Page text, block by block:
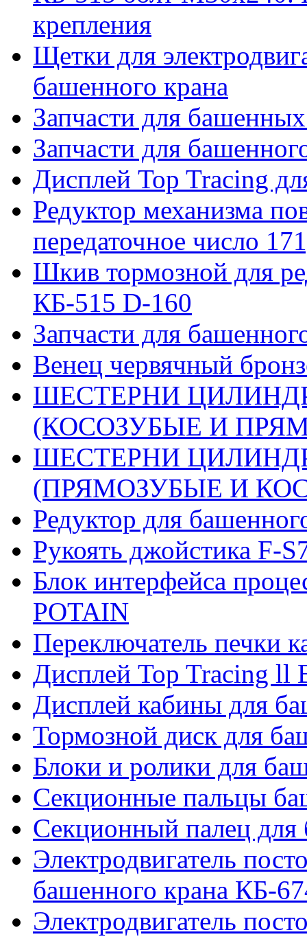
крепления
Щетки для
башенного крана
Запчасти для
Запчасти для
Дисплей Top Tracing
Редуктор механизма
передаточное число
Шкив тормозной для
КБ-515 D-160
Запчасти для
Венец червячный
ШЕСТЕРНИ
(КОСОЗУБЫЕ И
ШЕСТЕРНИ
(ПРЯМОЗУБЫЕ И
Редуктор для
Рукоять джойстика F-
Блок интерфейса
POTAIN
Переключатель печки
Дисплей Top Tracing ll
Дисплей кабины для
Тормозной диск для
Блоки и ролики для
Секционные пальцы
Секционный палец
Электродвигатель
башенного крана КБ-
Электродвигатель